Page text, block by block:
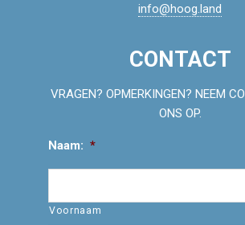
info@hoog.land
CONTACT
VRAGEN? OPMERKINGEN? NEEM
ONS OP.
Naam: *
Voornaam